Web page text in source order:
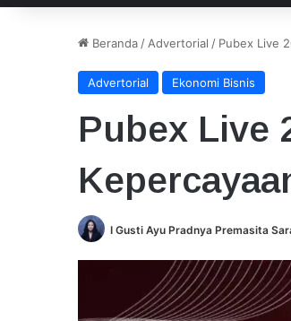
Beranda / Advertorial / Pubex Live
Advertorial Ekonomi Bisnis
Pubex Live
I Gusti Ayu Pradnya Premasita